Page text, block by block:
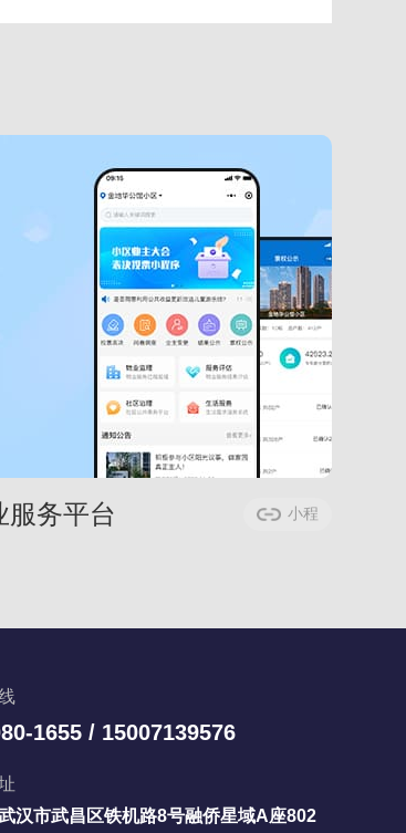
服务平台
小程
1655 / 15007139576
汉市武昌区铁机路8号融侨星域A座802